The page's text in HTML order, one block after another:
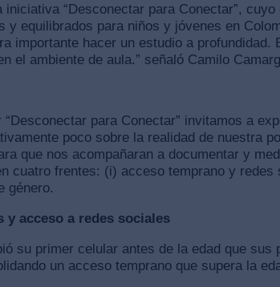
“Desconectar para Conectar”,
y equilibrados para niños y jóvenes en
importante hacer un estudio a
el ambiente de aula.” señaló Camilo
“Desconectar para Conectar” invitamos a
poco sobre la realidad de nuestra
que nos acompañaran a documentar y
cuatro frentes: (i) acceso temprano y
género.
acceso a redes sociales
su primer celular antes de la edad que
un acceso temprano que supera la